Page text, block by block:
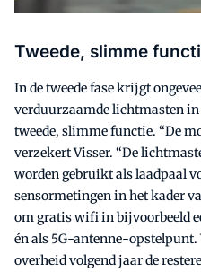
Tweede, slimme
In de tweede fase krijgt
verduurzaamde lichtmasten in
tweede, slimme functie. “De
verzekert Visser. “De
worden gebruikt als laadpaal
sensormetingen in het kader
om gratis wifi in bijvoorbeeld
én als 5G-antenne-opstelpunt.
overheid volgend jaar de